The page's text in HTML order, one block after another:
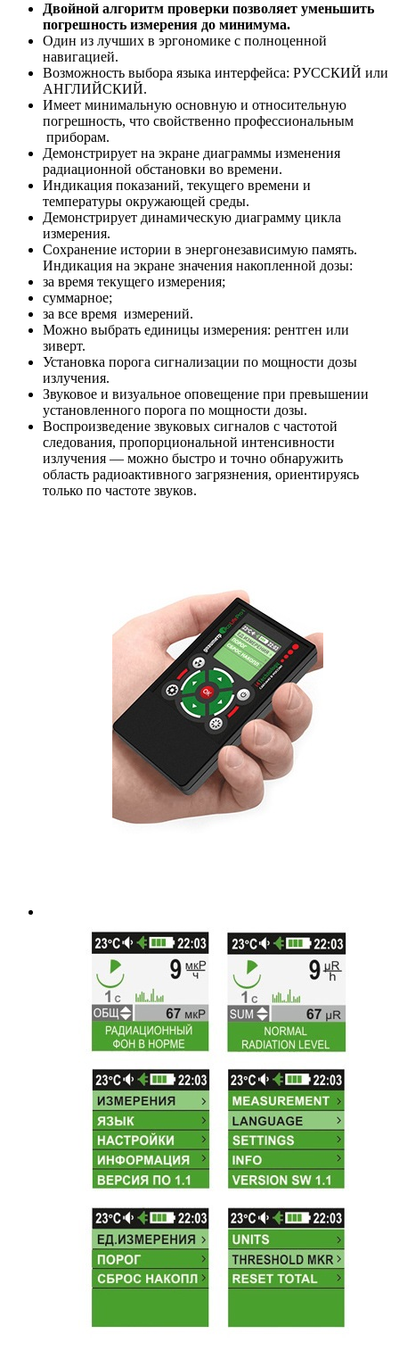
Двойной алгоритм проверки позволяет уменьшить
погрешность измерения до минимума.
Один из лучших в эргономике с полноценной
навигацией.
Возможность выбора языка интерфейса: РУССКИЙ или
АНГЛИЙСКИЙ.
Имеет минимальную основную и относительную
погрешность, что свойственно профессиональным
приборам.
Демонстрирует на экране диаграммы изменения
радиационной обстановки во времени.
Индикация показаний, текущего времени и
температуры окружающей среды.
Демонстрирует динамическую диаграмму цикла
измерения.
Сохранение истории в энергонезависимую память.
Индикация на экране значения накопленной дозы:
за время текущего измерения;
суммарное;
за все время измерений.
Можно выбрать единицы измерения: рентген или
зиверт.
Установка порога сигнализации по мощности дозы
излучения.
Звуковое и визуальное оповещение при превышении
установленного порога по мощности дозы.
Воспроизведение звуковых сигналов с частотой
следования, пропорциональной интенсивности
излучения — можно быстро и точно обнаружить
область радиоактивного загрязнения, ориентируясь
только по частоте звуков.